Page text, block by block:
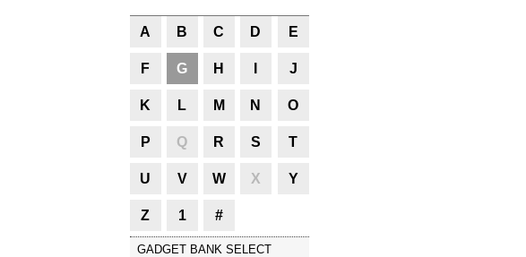
A B C D E
F G H J
K L M N O
P Q R S T
U V W X Y
Z 1 #
GADGET BANK SELECT